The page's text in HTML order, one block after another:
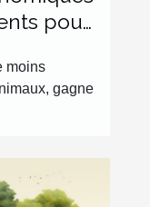
pour
moins
gagne